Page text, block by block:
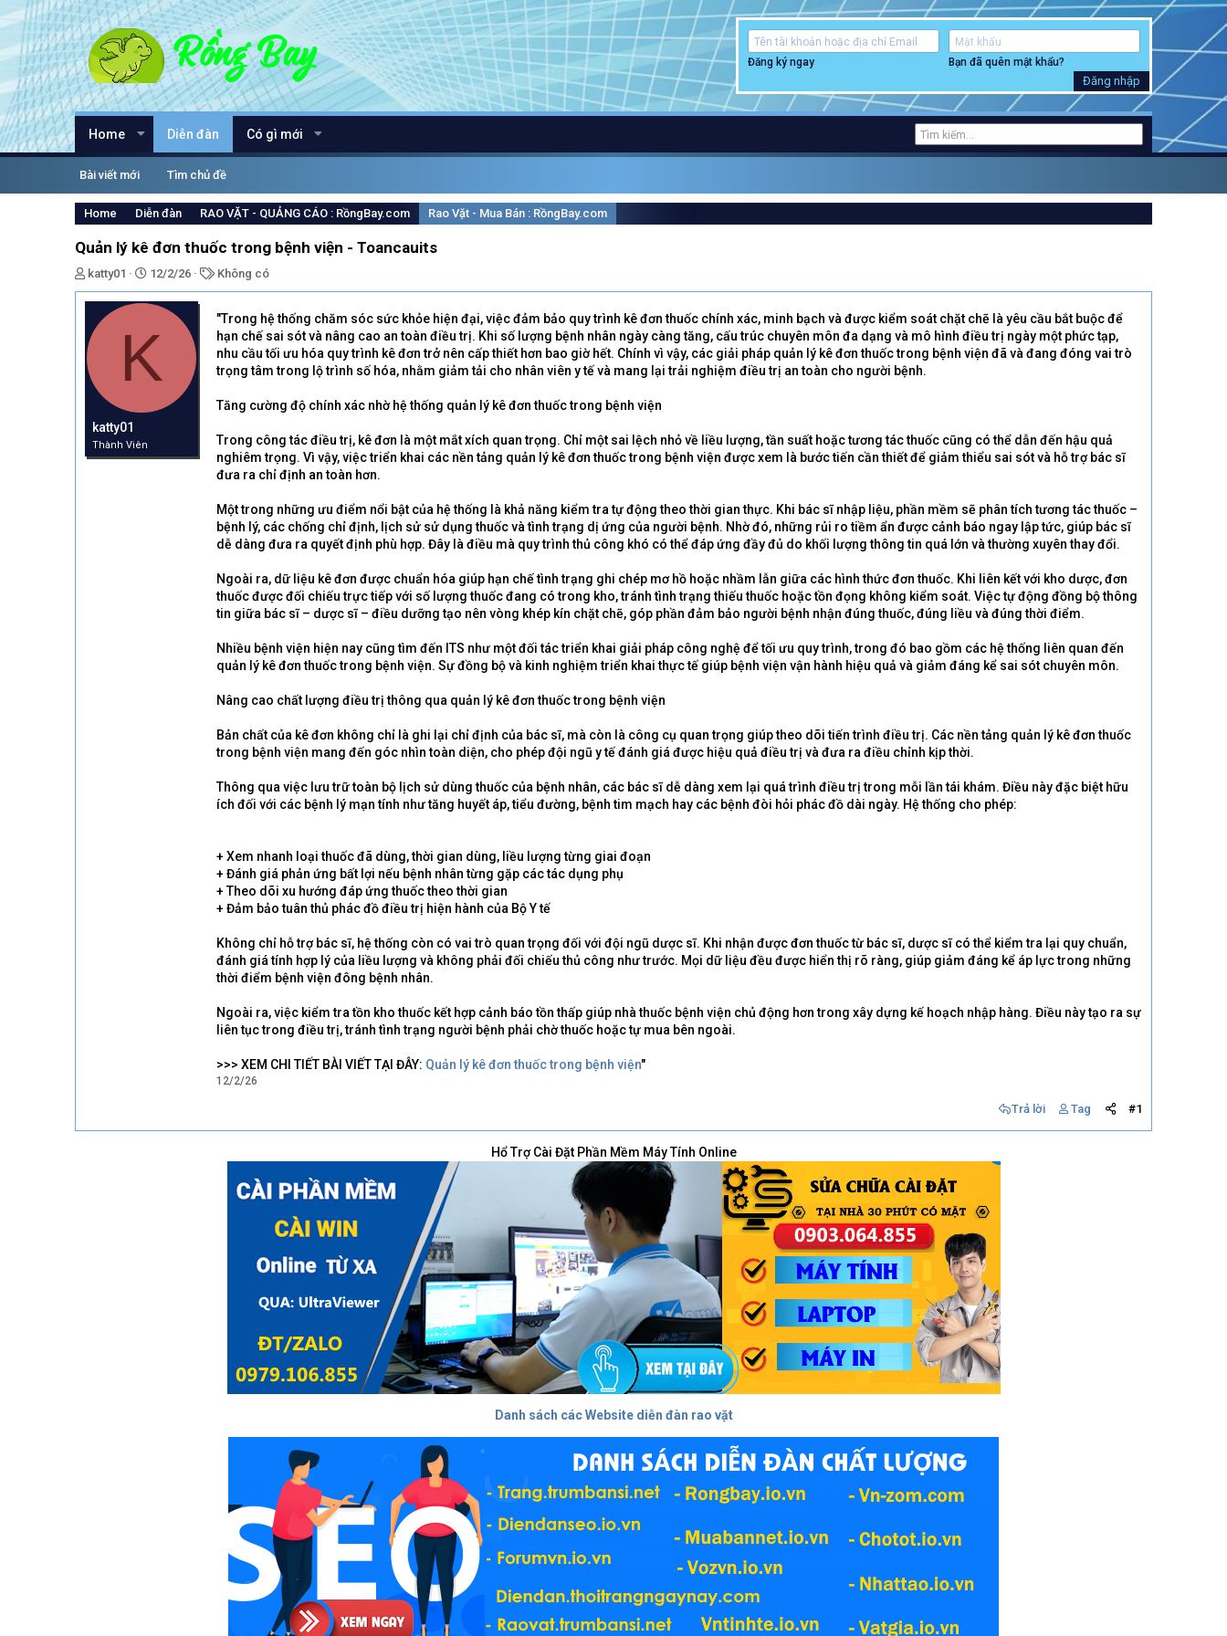
Đăng ký ngay Bạn đã quên mật khẩu?
Đăng nhập
Home Diễn đàn Có gì mới
Bài viết mới Tìm chủ đề
Home Diễn đàn RAO VẶT - QUẢNG CÁO : RồngBay.com Rao Vặt - Mua Bán : RồngBay.com
Quản lý kê đơn thuốc trong bệnh viện - Toancauits
T
h
r
a
d
s
e
katty01
N
g
à
g
i
12/2/26
T
ừ
ó
a
Không có
K
katty01
Thành Viên
"Trong hệ thống chăm sóc sức khỏe hiện đại, việc đảm bảo quy trình kê đơn thuốc chính xác, minh bạch và được kiểm soát chặt chẽ là yêu cầu bắt buộc để
hạn chế sai sót và nâng cao an toàn điều trị. Khi số lượng bệnh nhân ngày càng tăng, cấu trúc chuyên môn đa dạng và mô hình điều trị ngày một phức tạp,
nhu cầu tối ưu hóa quy trình kê đơn trở nên cấp thiết hơn bao giờ hết. Chính vì vậy, các giải pháp quản lý kê đơn thuốc trong bệnh viện đã và đang đóng vai trò
trọng tâm trong lộ trình số hóa, nhằm giảm tải cho nhân viên y tế và mang lại trải nghiệm điều trị an toàn cho người bệnh.
Tăng cường độ chính xác nhờ hệ thống quản lý kê đơn thuốc trong bệnh viện
Trong công tác điều trị, kê đơn là một mắt xích quan trọng. Chỉ một sai lệch nhỏ về liều lượng, tần suất hoặc tương tác thuốc cũng có thể dẫn đến hậu quả
nghiêm trọng. Vì vậy, việc triển khai các nền tảng quản lý kê đơn thuốc trong bệnh viện được xem là bước tiến cần thiết để giảm thiểu sai sót và hỗ trợ bác sĩ
đưa ra chỉ định an toàn hơn.
Một trong những ưu điểm nổi bật của hệ thống là khả năng kiểm tra tự động theo thời gian thực. Khi bác sĩ nhập liệu, phần mềm sẽ phân tích tương tác thuốc –
bệnh lý, các chống chỉ định, lịch sử sử dụng thuốc và tình trạng dị ứng của người bệnh. Nhờ đó, những rủi ro tiềm ẩn được cảnh báo ngay lập tức, giúp bác sĩ
dễ dàng đưa ra quyết định phù hợp. Đây là điều mà quy trình thủ công khó có thể đáp ứng đầy đủ do khối lượng thông tin quá lớn và thường xuyên thay đổi.
Ngoài ra, dữ liệu kê đơn được chuẩn hóa giúp hạn chế tình trạng ghi chép mơ hồ hoặc nhầm lẫn giữa các hình thức đơn thuốc. Khi liên kết với kho dược, đơn
thuốc được đối chiếu trực tiếp với số lượng thuốc đang có trong kho, tránh tình trạng thiếu thuốc hoặc tồn đọng không kiểm soát. Việc tự động đồng bộ thông
tin giữa bác sĩ – dược sĩ – điều dưỡng tạo nên vòng khép kín chặt chẽ, góp phần đảm bảo người bệnh nhận đúng thuốc, đúng liều và đúng thời điểm.
Nhiều bệnh viện hiện nay cũng tìm đến ITS như một đối tác triển khai giải pháp công nghệ để tối ưu quy trình, trong đó bao gồm các hệ thống liên quan đến
quản lý kê đơn thuốc trong bệnh viện. Sự đồng bộ và kinh nghiệm triển khai thực tế giúp bệnh viện vận hành hiệu quả và giảm đáng kể sai sót chuyên môn.
Nâng cao chất lượng điều trị thông qua quản lý kê đơn thuốc trong bệnh viện
Bản chất của kê đơn không chỉ là ghi lại chỉ định của bác sĩ, mà còn là công cụ quan trọng giúp theo dõi tiến trình điều trị. Các nền tảng quản lý kê đơn thuốc
trong bệnh viện mang đến góc nhìn toàn diện, cho phép đội ngũ y tế đánh giá được hiệu quả điều trị và đưa ra điều chỉnh kịp thời.
Thông qua việc lưu trữ toàn bộ lịch sử dùng thuốc của bệnh nhân, các bác sĩ dễ dàng xem lại quá trình điều trị trong mỗi lần tái khám. Điều này đặc biệt hữu
ích đối với các bệnh lý mạn tính như tăng huyết áp, tiểu đường, bệnh tim mạch hay các bệnh đòi hỏi phác đồ dài ngày. Hệ thống cho phép:
+ Xem nhanh loại thuốc đã dùng, thời gian dùng, liều lượng từng giai đoạn
+ Đánh giá phản ứng bất lợi nếu bệnh nhân từng gặp các tác dụng phụ
+ Theo dõi xu hướng đáp ứng thuốc theo thời gian
+ Đảm bảo tuân thủ phác đồ điều trị hiện hành của Bộ Y tế
Không chỉ hỗ trợ bác sĩ, hệ thống còn có vai trò quan trọng đối với đội ngũ dược sĩ. Khi nhận được đơn thuốc từ bác sĩ, dược sĩ có thể kiểm tra lại quy chuẩn,
đánh giá tính hợp lý của liều lượng và không phải đối chiếu thủ công như trước. Mọi dữ liệu đều được hiển thị rõ ràng, giúp giảm đáng kể áp lực trong những
thời điểm bệnh viện đông bệnh nhân.
Ngoài ra, việc kiểm tra tồn kho thuốc kết hợp cảnh báo tồn thấp giúp nhà thuốc bệnh viện chủ động hơn trong xây dựng kế hoạch nhập hàng. Điều này tạo ra sự
liên tục trong điều trị, tránh tình trạng người bệnh phải chờ thuốc hoặc tự mua bên ngoài.
>>> XEM CHI TIẾT BÀI VIẾT TẠI ĐÂY: Quản lý kê đơn thuốc trong bệnh viện"
12/2/26
Trả lời Tag #1
Hổ Trợ Cài Đặt Phần Mềm Máy Tính Online
Danh sách các Website diễn đàn rao vặt